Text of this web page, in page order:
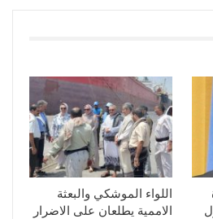
اللواء الموشكي والبعثة
الاممية يطلعان على الاضرار